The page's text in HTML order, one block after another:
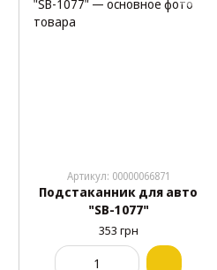
Артикул: 00000066871
Подстаканник для авто
"SB-1077"
353 грн